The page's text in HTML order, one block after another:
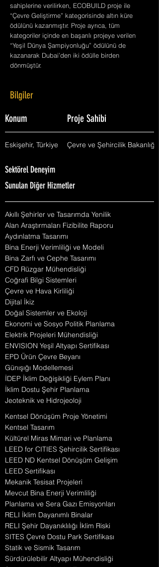
sahiplerine verilirken, ECOBUILD proje ile
“Çevre Geliştirme” kategorisinde altın küre
ödülünü kazanmıştır. Proje ayrıca, tüm
kategoriler içinde en başarılı projeye verilen
“Yeşil Dünya Şampiyonluğu” ödülünü de
kazanarak Dubai’den iki ödülle birden
dönmüştür.
Bilgiler
Konum Proje Sahibi
Eskişehir, Türkiye Çevre ve Şehircilik Bakanlığı
Sektörel Deneyim
Sunulan Diğer Hizmetler
Akıllı Şehirler ve Tasarımda Yenilik
Alan Araştırmaları Fizibilite Raporu
Aydınlatma Tasarımı
Bina Enerji Verimliliği ve Modeli
Bina Zarfı ve Cephe Tasarımı
CFD Rüzgar Mühendisliği
Coğrafi Bilgi Sistemleri
Çevre ve Hava Kirliliği
Dijital İkiz
Doğal Sistemler ve Ekoloji
Ekonomi ve Sosyo Politik Planlama
Elektrik Projeleri Mühendisliği
ENVISION Yeşil Altyapı Sertifikası
EPD Ürün Çevre Beyanı
Günışığı Modellemesi
İDEP İklim Değişikliği Eylem Planı
İklim Dostu Şehir Planlama
Jeoteknik ve Hidrojeoloji
Kentsel Dönüşüm Proje Yönetimi
Kentsel Tasarım
Kültürel Miras Mimari ve Planlama
LEED for CITIES Şehircilik Sertifikası
LEED ND Kentsel Dönüşüm Gelişim
LEED Sertifikası
Mekanik Tesisat Projeleri
Mevcut Bina Enerji Verimliliği
Planlama ve Sera Gazı Emisyonları
RELI İklim Dayanımlı Binalar
RELI Şehir Dayanıklılığı İklim Riski
SITES Çevre Dostu Park Sertifikası
Statik ve Sismik Tasarım
Sürdürülebilir Altyapı Mühendisliği